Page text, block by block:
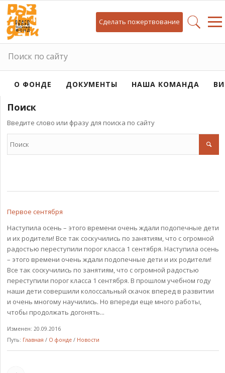
Сделать пожертвование
Поиск по сайту
О ФОНДЕ ДОКУМЕНТЫ НАША КОМАНДА
Поиск
Введите слово или фразу для поиска по сайту
Первое сентября
Наступила осень – этого времени очень ждали подопечные дети
и их родители! Все так соскучились по занятиям, что с огромной
радостью переступили порог класса 1 сентября. Наступила осень
– этого времени очень ждали подопечные дети и их родители!
Все так соскучились по занятиям, что с огромной радостью
переступили порог класса 1 сентября. В прошлом учебном году
наши дети совершили колоссальный скачок вперед в развитии
и очень многому научились. Но впереди еще много работы,
чтобы продолжать догонять...
Изменен: 20.09.2016
Путь: Главная / О фонде / Новости